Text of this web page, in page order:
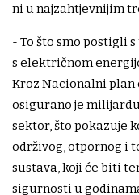
ni u najzahtjevnijim
- To što smo postigli
s električnom
Kroz Nacionalni plan
osigurano je
sektor, što pokazuje
održivog, otpornog i
sustava, koji će biti
sigurnosti u